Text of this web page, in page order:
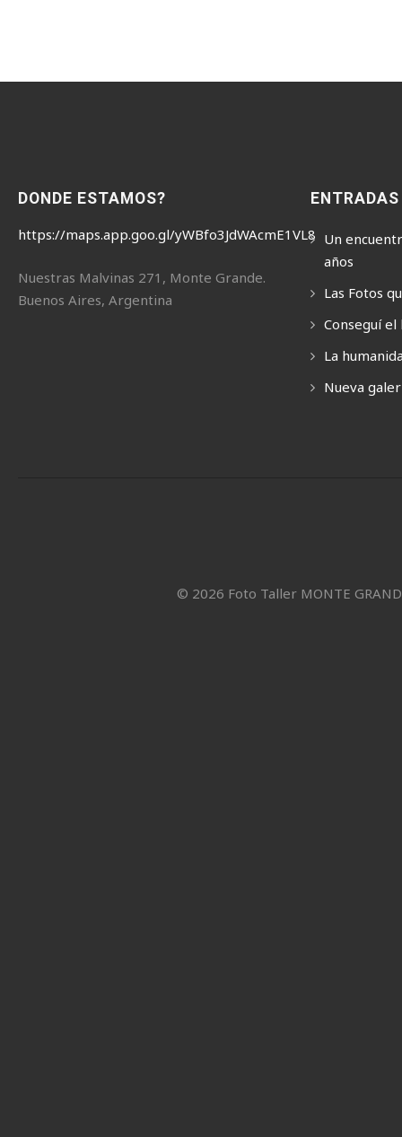
DONDE ESTAMOS?
https://maps.app.goo.gl/yWBfo3JdWAcmE1VL8
Nuestras Malvinas 271, Monte Grande.
Buenos Aires, Argentina
Un
años
Las Fotos
Conseguí
La
Nueva
© 2026 Foto Taller MONTE